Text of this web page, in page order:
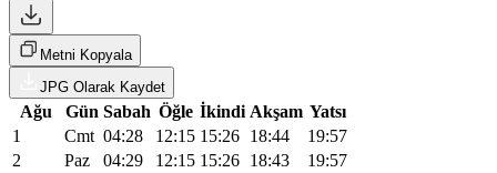
Metni Kopyala
JPG Olarak Kaydet
Ağu Gün Sabah Öğle İkindi Akşam Yatsı
1
Cmt 04:28 12:15 15:26 18:44
19:57
2
Paz 04:29 12:15 15:26 18:43
19:57